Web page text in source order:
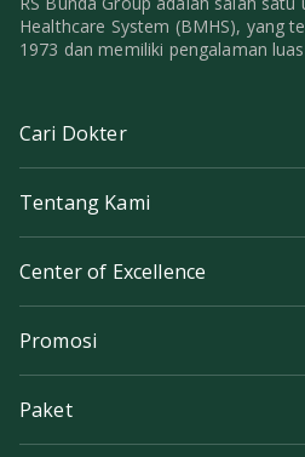
Healthcare System (BMHS), yang
1973 dan memiliki pengalaman
Cari Dokter
Tentang Kami
Center of Excellence
Promosi
Paket